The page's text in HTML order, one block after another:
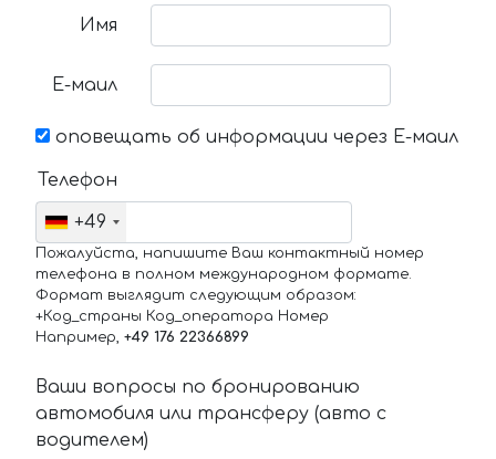
Имя
Е-маил
оповещать об информации через Е-маил
Телефон
+49
Пожалуйста, напишите Ваш контактный номер
телефона в полном международном формате.
Формат выглядит следующим образом:
+Код_страны Код_оператора Номер
Например, +49 176 22366899
Ваши вопросы по бронированию
автомобиля или трансферу (авто с
водителем)